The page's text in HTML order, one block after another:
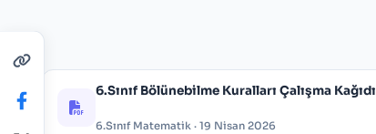
6.Sınıf Bölünebilme Kuralları Çalışma Kağıdı
6.Sınıf Matematik · 19 Nisan 2026